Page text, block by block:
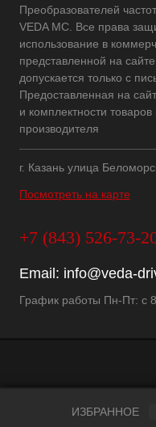
Преобразователей
VEDA MC. Все права
использование в
представленной на
допускается только с
Предоставленная на
и комплектности
производителя
г. Казань улица
Посмотреть на карте
+7 (843) 526-73-
Email: info@veda-
График работы Пн-Пт: с
ИЗБРАННОЕ